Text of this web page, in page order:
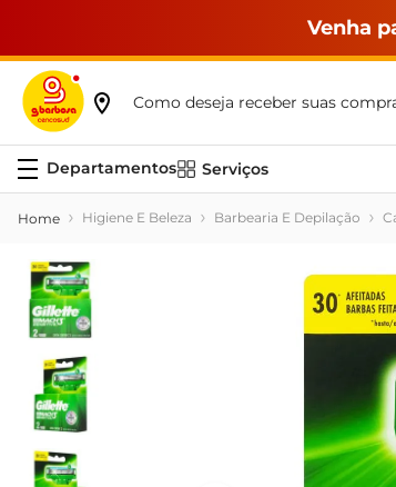
Venha
Como deseja receber suas
Serviços
Higiene E Beleza Barbearia E Depilação